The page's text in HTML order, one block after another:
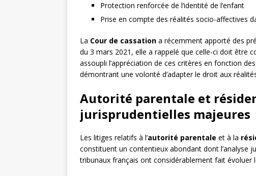
Protection renforcée de l’identité de l’enfant
Prise en compte des réalités socio-affectives
La Cour de cassation a récemment apporté des
du 3 mars 2021, elle a rappelé que celle-ci doit être
assoupli l’appréciation de ces critères en fonction
démontrant une volonté d’adapter le droit aux
Autorité parentale et
jurisprudentielles majeures
Les litiges relatifs à l’autorité parentale et à la
constituent un contentieux abondant dont l’analyse
tribunaux français ont considérablement fait évoluer